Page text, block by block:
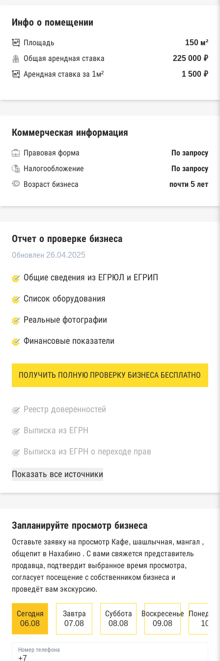
Инфо о помещении
Площадь
150 м²
Общая арендная ставка
225 000 ₽
Арендная ставка за 1м²
1 500 ₽
Коммерческая информация
Правовая форма
По запросу
Налогообложение
По запросу
Возраст бизнеса
почти 5 лет
Отчет о проверке бизнеса
Обновлен 26.04.2025
Общие сведения из ЕГРЮЛ и ЕГРИП
Список оборудования
Реальные фотографии
Финансовые показатели
ПОЛУЧИТЬ ПОЛНУЮ ПРОВЕРКУ БИЗНЕСА БЕСПЛАТНО
Реестр доверенностей
Выписка из ЕГРН
Выписка из ЕГРН о переходе прав
База Росстата
Реестры ЕГРЮЛ и ЕГРИП Федеральной
Реестр государственных контрактов
Федерального казначейства
Картотека арбитражных дел Высшего
арбитражного суда
банкротстве юридических лиц
Единый федеральный реестр сведений о
банкротстве физических лиц
Показать все источники
Запланируйте просмотр бизнеса
Оставьте заявку на просмотр Кафе, шашлычная, мангал ,
общепит в Нахабино . С вами свяжется представитель
продавца, подтвердит выбранное время просмотра,
согласует посещение с собственником бизнеса и
проведёт вам экскурсию.
Сегодня
06.08
Завтра
07.08
Суббота
08.08
Воскресенье
09.08
10.08
Номер телефона